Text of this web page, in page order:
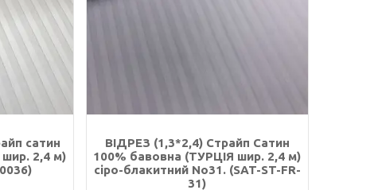
сатин
2,4 м)
ВІДРЕЗ (1,3*2,4) Страйп Сатин
100% бавовна (ТУРЦІЯ шир. 2,4 м)
сіро-блакитний No31. (SAT-ST-FR-
31)